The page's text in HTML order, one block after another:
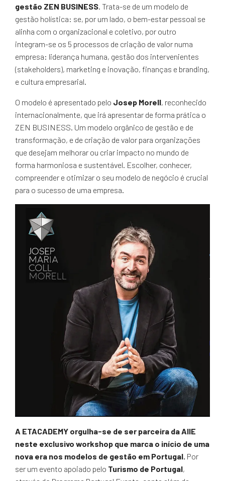
gestão ZEN BUSINESS. Trata-se de um modelo de
gestão holística: se, por um lado, o bem-estar pessoal se
alinha com o organizacional e coletivo, por outro
integram-se os 5 processos de criação de valor numa
empresa: liderança humana, gestão dos intervenientes
(stakeholders), marketing e inovação, finanças e branding,
e cultura empresarial.
O modelo é apresentado pelo Josep Morell, reconhecido
internacionalmente, que irá apresentar de forma prática o
ZEN BUSINESS. Um modelo orgânico de gestão e de
transformação, e de criação de valor para organizações
que desejam melhorar ou criar impacto no mundo de
forma harmoniosa e sustentável. Escolher, conhecer,
compreender e otimizar o seu modelo de negócio é crucial
para o sucesso de uma empresa.
A ETACADEMY orgulha-se de ser parceira da AIIE
neste exclusivo workshop que marca o início de uma
nova era nos modelos de gestão em Portugal. Por
ser um evento apoiado pelo Turismo de Portugal,